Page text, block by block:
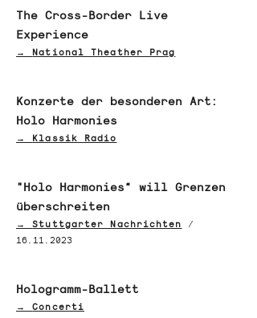
The Cross-Border Live
Experience
→ National Theather Prag
Konzerte der besonderen Art:
Holo Harmonies
→ Klassik Radio
"Holo Harmonies“ will Grenzen
überschreiten
→Stuttgarter Nachrichten
/
16.11.2023
Hologramm-Ballett
→Concerti